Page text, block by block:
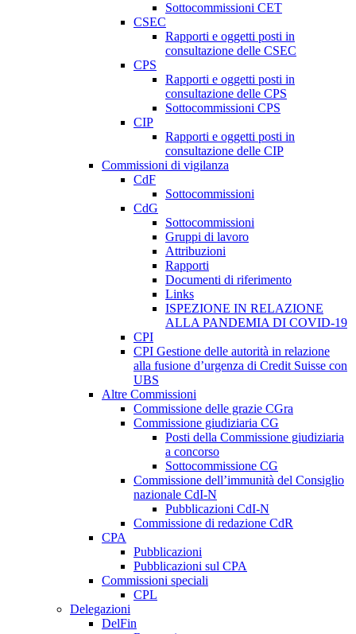
Sottocommissioni CET
CSEC
Rapporti e oggetti posti in
consultazione delle CSEC
CPS
Rapporti e oggetti posti in
consultazione delle CPS
Sottocommissioni CPS
CIP
Rapporti e oggetti posti in
consultazione delle CIP
Commissioni di vigilanza
CdF
Sottocommissioni
CdG
Sottocommissioni
Gruppi di lavoro
Attribuzioni
Rapporti
Documenti di riferimento
Links
ISPEZIONE IN RELAZIONE
ALLA PANDEMIA DI COVID-19
CPI
CPI Gestione delle autorità in relazione
alla fusione d’urgenza di Credit Suisse con
UBS
Altre Commissioni
Commissione delle grazie CGra
Commissione giudiziaria CG
Posti della Commissione giudiziaria
a concorso
Sottocommissione CG
Commissione dell’immunità del Consiglio
nazionale CdI-N
Pubblicazioni CdI-N
Commissione di redazione CdR
CPA
Pubblicazioni
Pubblicazioni sul CPA
Commissioni speciali
CPL
Delegazioni
DelFin